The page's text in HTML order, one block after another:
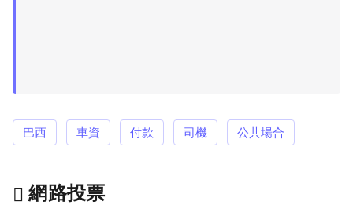
巴西 車資 付款 司機 公共場合
網路投票